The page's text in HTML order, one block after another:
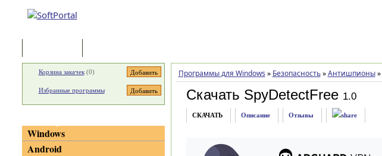
Программы для Windows » Безопасность » Антишпионы »
Скачать SpyDetectFree 1.0
СКАЧАТЬ Описание Отзывы
Корзина закачек(0)
Избранные программы
Windows
Android